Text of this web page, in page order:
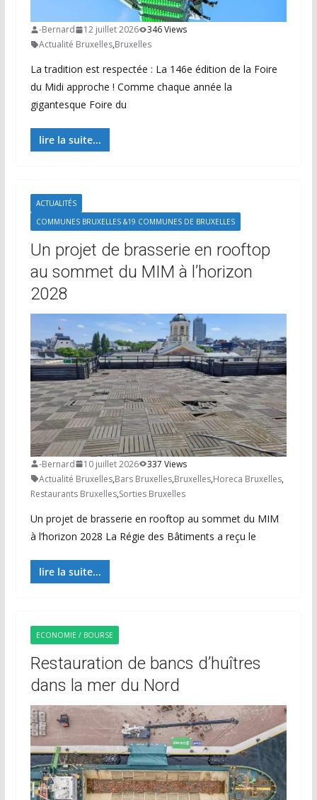
-Bernard 12 juillet 2026
346 Views
Actualité Bruxelles,Bruxelles
La tradition est respectée : La 146e édition de la Foire
du Midi approche ! Comme chaque année la
gigantesque Foire du
lire la suite...
ACTUALITÉS
COMMUNES BRUXELLES &19 COMMUNES DE BRUXELLES
Un projet de brasserie en rooftop
au sommet du MIM à l’horizon
2028
-Bernard 10 juillet 2026
337 Views
Actualité Bruxelles,Bars Bruxelles,Bruxelles,Horeca Bruxelles,
Restaurants Bruxelles,Sorties Bruxelles
Un projet de brasserie en rooftop au sommet du MIM
à l’horizon 2028 La Régie des Bâtiments a reçu le
lire la suite...
ECONOMIE / BOURSE
Restauration de bancs d’huîtres
dans la mer du Nord